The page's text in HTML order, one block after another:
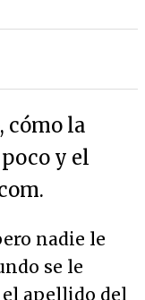
cómo la
y el
nadie le
se le
el apellido del